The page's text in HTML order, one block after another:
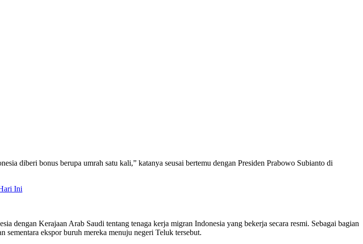
diberi bonus berupa umrah satu kali,” katanya seusai bertemu dengan Presiden Prabowo Subianto di
Ini
dengan Kerajaan Arab Saudi tentang tenaga kerja migran Indonesia yang bekerja secara resmi. Sebagai bagian
ekspor buruh mereka menuju negeri Teluk tersebut.